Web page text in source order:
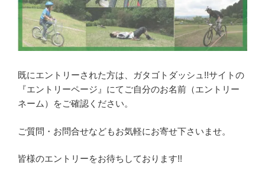
既にエントリーされた方は、ガタゴトダッシュ!!サイトの
『エントリーページ』にてご自分のお名前（エントリー
ネーム）をご確認ください。
ご質問・お問合せなどもお気軽にお寄せ下さいませ。
皆様のエントリーをお待ちしております!!